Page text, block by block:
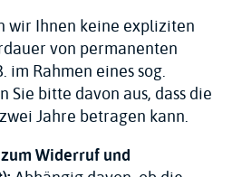
wir Ihnen keine expliziten
von permanenten
im Rahmen eines sog.
Sie bitte davon aus, dass die
Jahre betragen kann.
Widerruf und